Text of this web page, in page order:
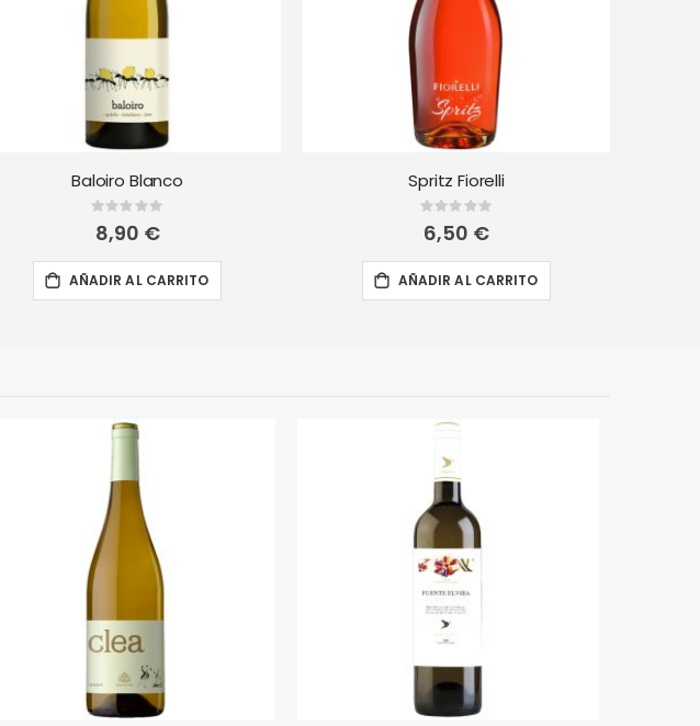
Baloiro Blanco
Rating:
0%
8,90 €
AÑADIR AL CARRITO
Spritz Fiorelli
Rating:
0%
6,50 €
AÑADIR AL CARRITO